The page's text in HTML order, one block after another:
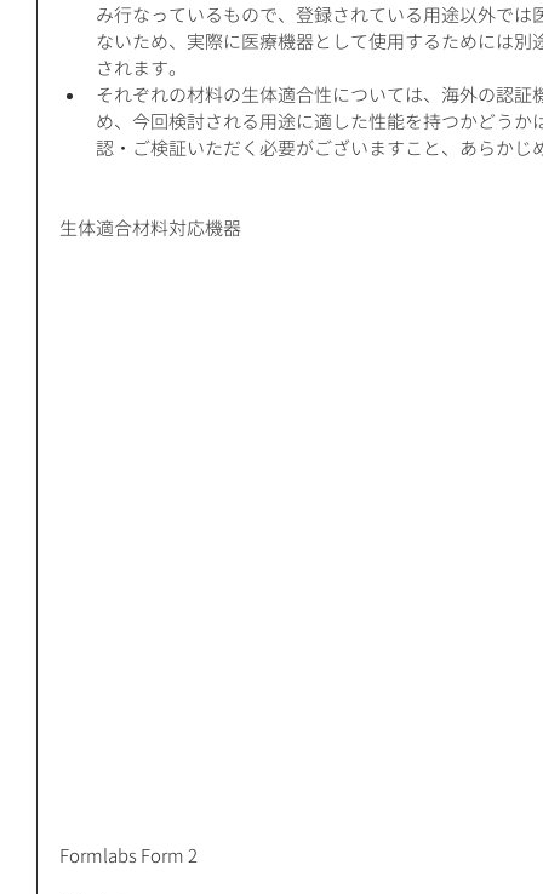
み行なっているもので、登録されている用途以外で
ないため、実際に医療機器として使用するためには
されます。
それぞれの材料の生体適合性については、海外の認
め、今回検討される用途に適した性能を持つかどう
認・ご検証いただく必要がございますこと、あらかじ
生体適合材料対応機器
Formlabs Form 2